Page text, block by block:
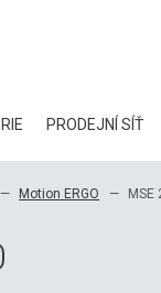
PRODEJNÍ SÍŤ
Motion ERGO MSE